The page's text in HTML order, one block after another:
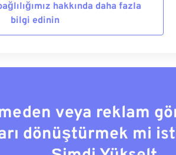
hakkında daha fazla
bilgi edinin
veya reklam
dönüştürmek mi